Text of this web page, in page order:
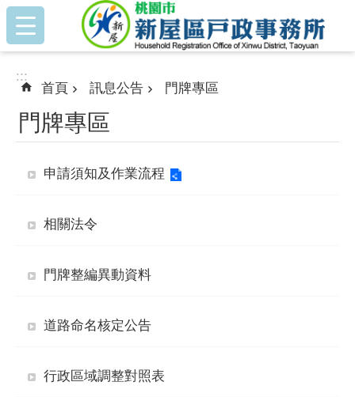
跳到主要內容區塊
:::
:::
首頁 訊息公告 門牌專區
門牌專區
申請須知及作業流程
相關法令
門牌整編異動資料
道路命名核定公告
行政區域調整對照表